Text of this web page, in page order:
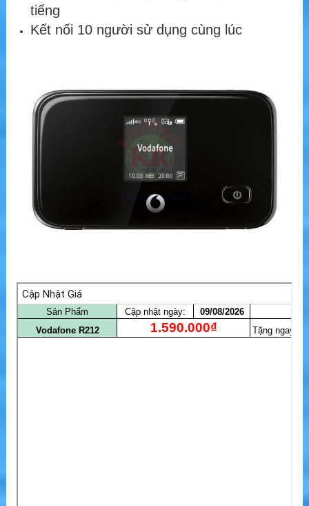
tiếng
Kết nối 10 người sử dụng cùng lúc